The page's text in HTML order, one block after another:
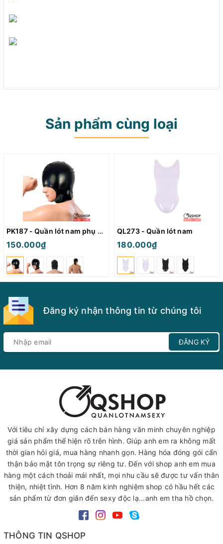
Sản phẩm cùng loại
PK187 - Quần lót nam phụ kiện mặt nạ
150.000₫
QL273 - Quần lót nam
180.000₫
Đăng ký nhận thông tin từ chúng tôi
ĐĂNG KÝ
Với tiêu chí xây dựng cách bán hàng văn minh chuyên nghiệp
giá sản phẩm thể hiện rõ trên hình. Giúp anh em ra không mất
thời gian hỏi giá, mua hàng nhanh gọn. Hàng hóa đóng gói cẩn
thận bảo mật tôn trọng sự riêng tư. Đến với shop anh em mua
hàng một cách thoải mái nhất, mọi nhu cầu sẽ được tư vấn thân
thiện, nhiệt tình. Hơn 8 năm kinh nghiệm shop có hầu hết các
sản phẩm từ đơn giãn đến sexy độc lạ...anh em tha hồ chọn.
THÔNG TIN QSHOP